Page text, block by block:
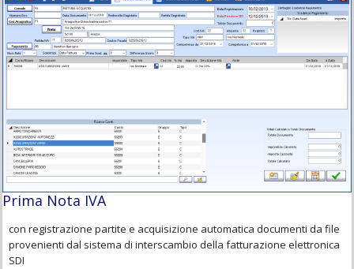
Prima Nota IVA
con registrazione partite e acquisizione automatica documenti da file
provenienti dal sistema di interscambio della fatturazione elettronica
SDI